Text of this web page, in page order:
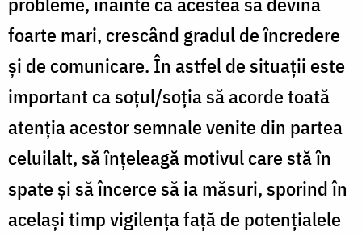
foarte mari, crescând gradul de încredere
şi de comunicare. În astfel de situaţii este
important ca soţul/soţia să acorde toată
atenţia acestor semnale venite din partea
celuilalt, să înţeleagă motivul care stă în
spate şi să încerce să ia măsuri, sporind în
acelaşi timp vigilenţa faţă de potenţialele